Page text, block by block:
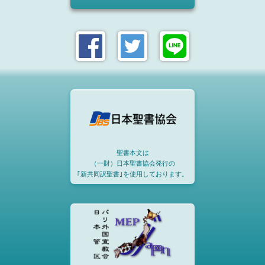
聖書本文は
（一財）日本聖書協会発行の
｢新共同訳聖書｣を使用しております。